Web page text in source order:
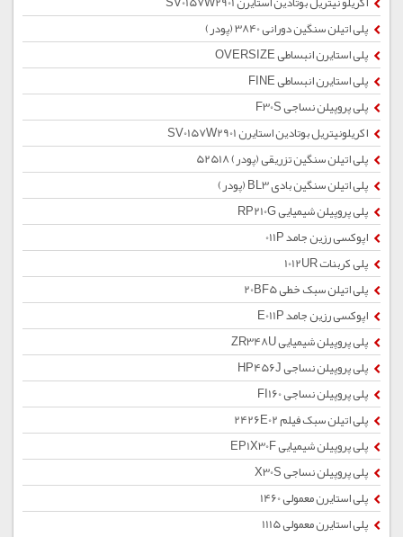
پلی اتیلن سنگین دورانی 3840 (پودر)
پلی استایرن انبساطی OVERSIZE
پلی استایرن انبساطی FINE
پلی پروپیلن نساجی F30S
اکریلونیتریل بوتادین استایرن SV0157W2901
پلی اتیلن سنگین تزریقی (پودر) 52518
پلی اتیلن سنگین بادی BL3 (پودر)
پلی پروپیلن شیمیایی RP210G
اپوکسی رزین جامد 011P
پلی کربنات 1012UR
پلی اتیلن سبک خطی 20BF5
اپوکسی رزین جامد E011P
پلی پروپیلن شیمیایی ZR348U
پلی پروپیلن نساجی HP456J
پلی پروپیلن نساجی FI160
پلی اتیلن سبک فیلم 2426E02
پلی پروپیلن شیمیایی EP1X30F
پلی پروپیلن نساجی X30S
پلی استایرن معمولی 1460
پلی استایرن معمولی 1115